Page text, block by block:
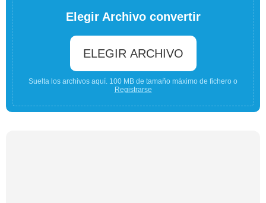
Elegir Archivo convertir
ELEGIR ARCHIVO
Suelta los archivos aquí. 100 MB de tamaño máximo de fichero o
Registrarse